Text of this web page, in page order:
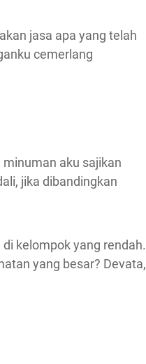
jasa apa yang telah
cemerlang
aku sajikan
jika dibandingkan
kelompok yang rendah.
yang besar? Devata,